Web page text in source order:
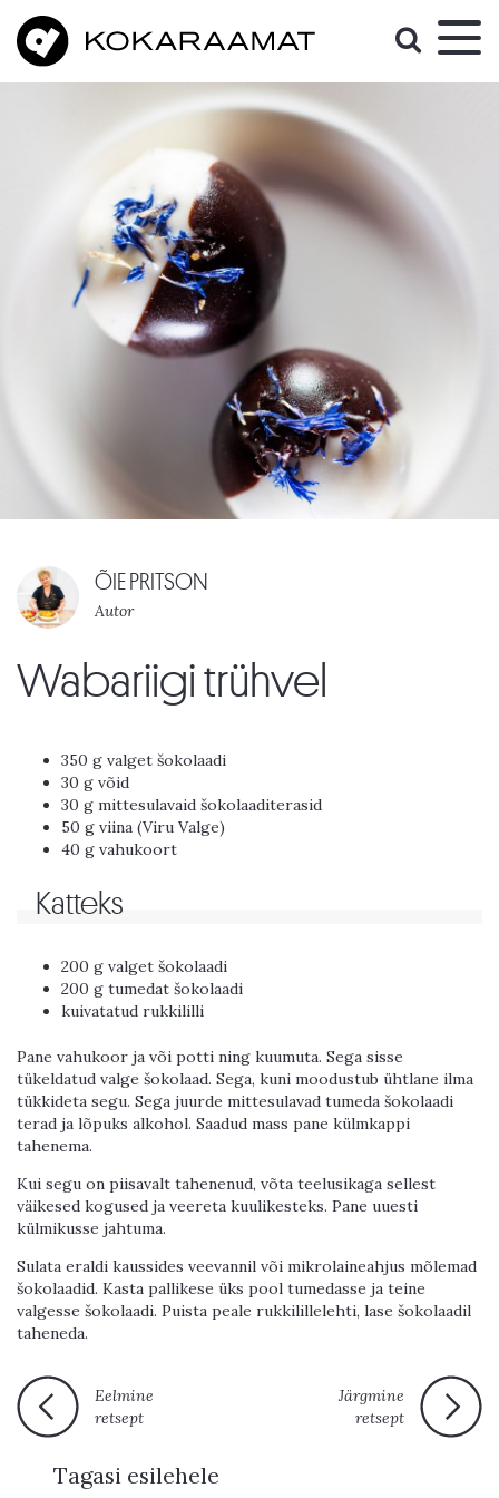
ÕIE PRITSON
Autor
Wabariigi trühvel
350 g valget šokolaadi
30 g võid
30 g mittesulavaid šokolaaditerasid
50 g viina (Viru Valge)
40 g vahukoort
Katteks
200 g valget šokolaadi
200 g tumedat šokolaadi
kuivatatud rukkililli
Pane vahukoor ja või potti ning kuumuta. Sega sisse
tükeldatud valge šokolaad. Sega, kuni moodustub ühtlane ilma
tükkideta segu. Sega juurde mittesulavad tumeda šokolaadi
terad ja lõpuks alkohol. Saadud mass pane külmkappi
tahenema.
Kui segu on piisavalt tahenenud, võta teelusikaga sellest
väikesed kogused ja veereta kuulikesteks. Pane uuesti
külmikusse jahtuma.
Sulata eraldi kaussides veevannil või mikrolaineahjus mõlemad
šokolaadid. Kasta pallikese üks pool tumedasse ja teine
valgesse šokolaadi. Puista peale rukkilillelehti, lase šokolaadil
taheneda.
Eelmine
retsept
Järgmine
retsept
Tagasi esilehele